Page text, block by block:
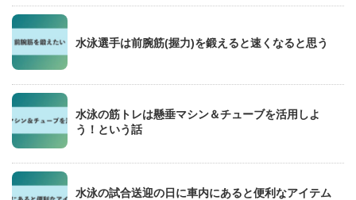
水泳選手は前腕筋(握力)を鍛えると速くなると思う
水泳の筋トレは懸垂マシン＆チューブを活用しよ
う！という話
水泳の試合送迎の日に車内にあると便利なアイテム